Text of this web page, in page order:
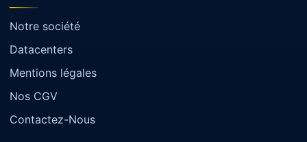
Notre société
Datacenters
Mentions légales
Nos CGV
Contactez-Nous